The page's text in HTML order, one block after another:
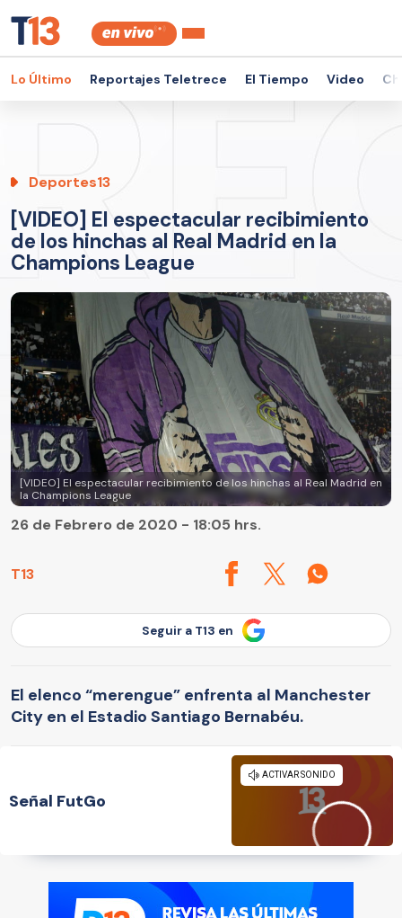
Lo Último Reportajes Teletrece El Tiempo Video
Deportes13
[VIDEO] El espectacular recibimiento
de los hinchas al Real Madrid en la
Champions League
[VIDEO] El espectacular recibimiento de los hinchas al Real Madrid en
la Champions League
T13
26 de Febrero de 2020 - 18:05 hrs.
Seguir a T13 en
El elenco “merengue” enfrenta al Manchester
City en el Estadio Santiago Bernabéu.
Señal FutGo